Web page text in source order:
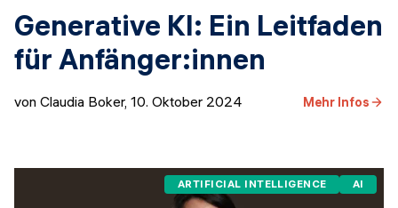
Generative KI: Ein Leitfaden
für Anfänger:innen
von Claudia Boker, 10. Oktober 2024 Mehr Infos
ARTIFICIAL INTELLIGENCE AI